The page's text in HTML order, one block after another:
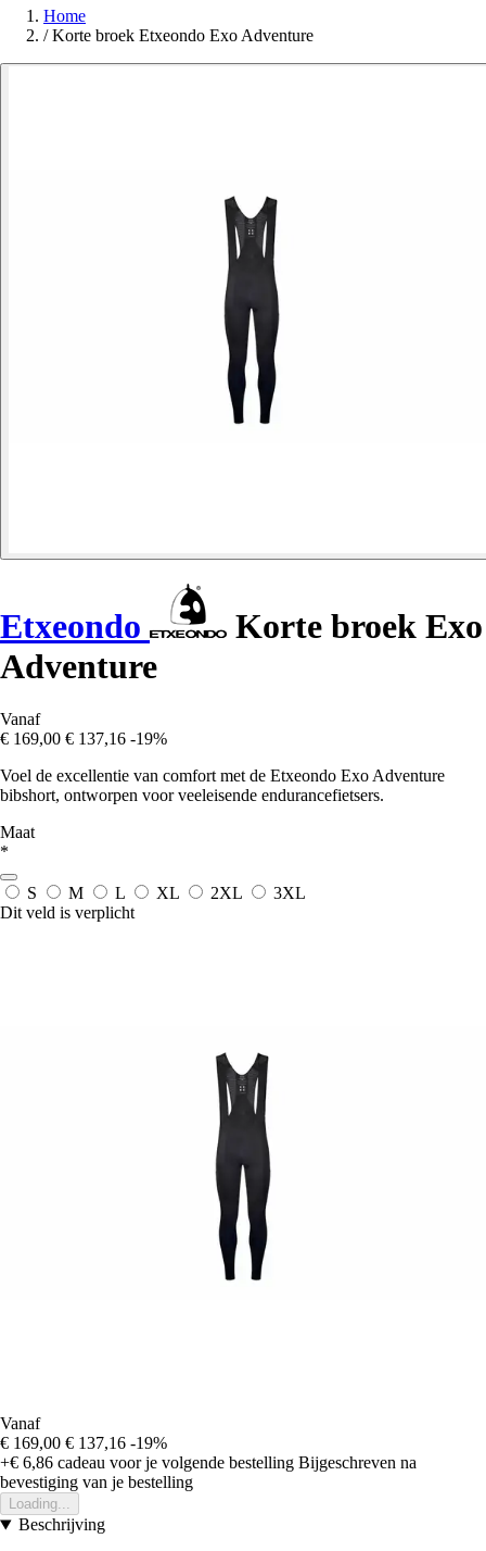
Home
/ Korte broek Etxeondo Exo Adventure
Etxeondo
Korte broek Exo
Adventure
Vanaf
€ 169,00 € 137,16 -19%
Voel de excellentie van comfort met de Etxeondo Exo Adventure
bibshort, ontworpen voor veeleisende endurancefietsers.
Maat
*
S M L XL 2XL
3XL
Dit veld is verplicht
Vanaf
€ 169,00 € 137,16 -19%
+€ 6,86 cadeau voor je volgende bestelling Bijgeschreven na
bevestiging van je bestelling
Loading...
Beschrijving